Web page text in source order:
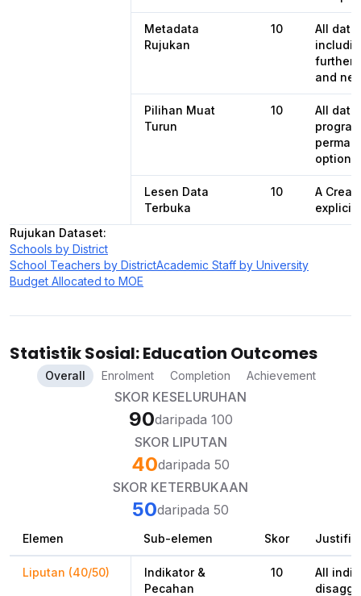
Metadata
Rujukan
10
All
further
and
Pilihan Muat
Turun
10
All data
options
Lesen Data
Terbuka
10
A
Rujukan Dataset:
Schools by District
School Teachers by DistrictAcademic Staff by University
Budget Allocated to MOE
Statistik Sosial: Education Outcomes
Overall Enrolment Completion Achievement
SKOR KESELURUHAN
90daripada 100
SKOR LIPUTAN
40daripada 50
SKOR KETERBUKAAN
50daripada 50
Elemen Sub-elemen Skor
Liputan (40/50)
Indikator &
Pecahan
10
All